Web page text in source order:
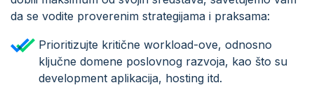
da se vodite proverenim strategijama i praksama:
Prioritizujte kritične workload-ove, odnosno
ključne domene poslovnog razvoja, kao što su
development aplikacija, hosting itd.